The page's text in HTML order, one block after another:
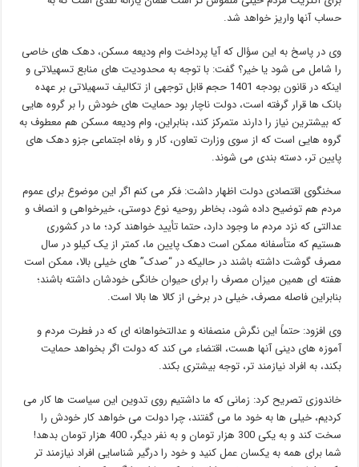
حساب آنها واریز خواهد شد.
وی در پاسخ به این سؤال که آیا پرداخت وام ودیعه مسکن، دهک های خاصی
را شامل می شود یا خیر؟ گفت: با توجه به محدودیت های منابع تسهیلاتی و
اینکه در قانون بودجه 1401 حجم قابل توجهی از تکالیف تسهیلاتی بر عهده
بانک ها قرار گرفته است، دولت ناچار بود حمایت های خودش را بر گروه هایی
که بیشترین نیاز را دارند متمرکز کند، بنابراین، وام ودیعه مسکن هم معطوف به
گروه هایی است که از سوی وزارت تعاون، کار و رفاه اجتماعی جزو دهک های
پایین تر، دسته بندی می شوند.
سخنگوی اقتصادی دولت اظهار داشت: فکر می کنم اگر این موضوع برای عموم
مردم هم توضیح داده شود، بخاطر روحیه نوع دوستی، خیرخواهی و انصاف و
عدالتی که نزد مردم ما وجود دارد، حتما تأیید خواهند کرد؛ ما در کشوری
هستیم که متأسفانه ممکن است دهک پایین ما، کمتر از یک کیلو در سال
مصرف گوشت داشته باشند در حالیکه در “صدک” های خیلی بالا، ممکن است
هفته ای همین میزان مصرف را برای حیوان خانگی خودشان داشته باشند؛
بنابراین فاصله مصرف، خیلی در برخی از کالا ها بالا است.
وی افزود: حتماً این نگرش منصفانه و عدالتخواهانه ای که در فطرت مردم و
آموزه های دینی آنها هست، اقتضاء می کند که دولت اگر بخواهد حمایت
بکند، به افراد نیازمند تر، توجه بیشتری بکند.
خاندوزی تصریح کرد: زمانی که ما داشتیم روی تدوین این سیاست ها کار می
کردیم، خیلی ها به خود ما می گفتند، چرا دولت می خواهد کار خودش را
سخت کند و به یکی 300 هزار تومان و به نفر دیگر، 400 هزار تومان بدهد!
شما برای همه به یکسان عمل کنید و خود را درگیر شناسایی افراد نیازمند تر